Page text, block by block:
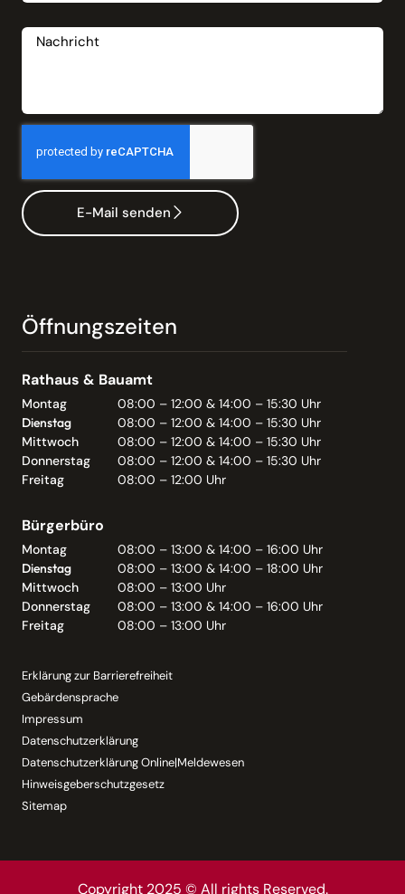
E-Mail senden
Öffnungszeiten
Rathaus & Bauamt
Montag
08:00 – 12:00 & 14:00 – 15:30 Uhr
Dienstag
08:00 – 12:00 & 14:00 – 15:30 Uhr
Mittwoch
08:00 – 12:00 & 14:00 – 15:30 Uhr
Donnerstag
08:00 – 12:00 & 14:00 – 15:30 Uhr
Freitag
08:00 – 12:00 Uhr
Bürgerbüro
Montag
08:00 – 13:00 & 14:00 – 16:00 Uhr
Dienstag
08:00 – 13:00 & 14:00 – 18:00 Uhr
Mittwoch
08:00 – 13:00 Uhr
Donnerstag
08:00 – 13:00 & 14:00 – 16:00 Uhr
Freitag
08:00 – 13:00 Uhr
Erklärung zur Barrierefreiheit
Gebärdensprache
Impressum
Datenschutzerklärung
Datenschutzerklärung Online|Meldewesen
Hinweisgeberschutzgesetz
Sitemap
Copyright 2025 © All rights Reserved.